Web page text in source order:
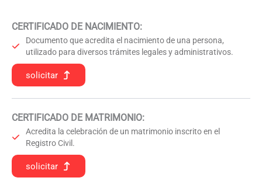
CERTIFICADO DE NACIMIENTO:
Documento que acredita el nacimiento de una persona,
utilizado para diversos trámites legales y administrativos.
solicitar
CERTIFICADO DE MATRIMONIO:
Acredita la celebración de un matrimonio inscrito en el
Registro Civil.
solicitar